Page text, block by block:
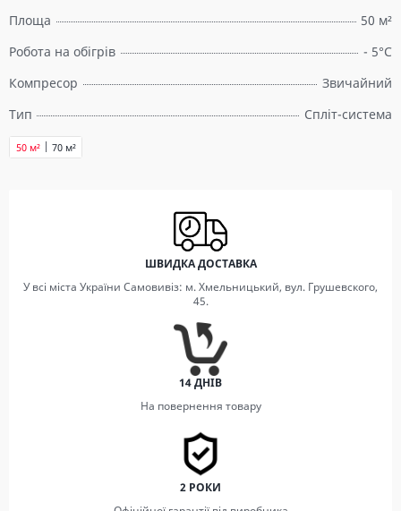
Площа
50 м²
Робота на обігрів
- 5°C
Компресор
Звичайний
Тип
Спліт-система
50 м² 70 м²
ШВИДКА ДОСТАВКА
У всі міста України Самовивіз: м. Хмельницький, вул. Грушевского,
45.
14 ДНІВ
На повернення товару
2 РОКИ